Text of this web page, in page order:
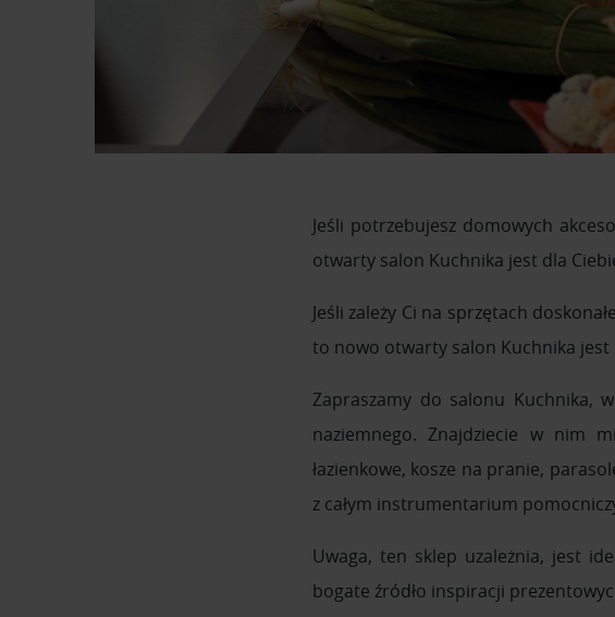
Jeśli potrzebujesz domowych
otwarty salon Kuchnika jest dla
Jeśli zależy Ci na sprzętach
to nowo otwarty salon Kuchnika jest
Zapraszamy do salonu Kuchnika,
naziemnego. Znajdziecie w nim
łazienkowe, kosze na pranie,
z całym instrumentarium
Uwaga, ten sklep uzależnia, jest
bogate źródło inspiracji